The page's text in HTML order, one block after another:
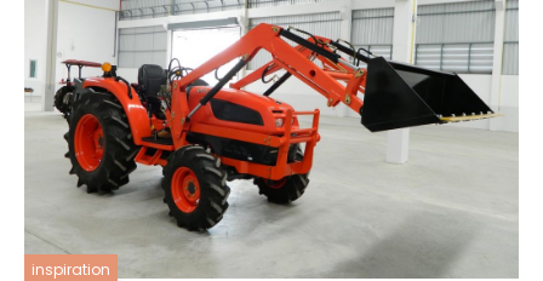
inspiration